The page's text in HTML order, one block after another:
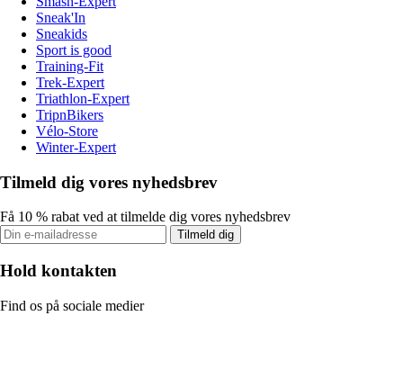
Sneak'In
Sneakids
Sport is good
Training-Fit
Trek-Expert
Triathlon-Expert
TripnBikers
Vélo-Store
Winter-Expert
Tilmeld dig vores nyhedsbrev
Få 10 % rabat ved at tilmelde dig vores nyhedsbrev
Tilmeld dig
Hold kontakten
Find os på sociale medier